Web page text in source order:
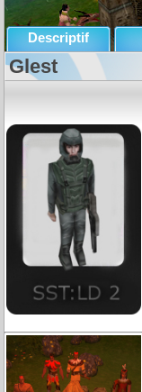
Descriptif
Glest